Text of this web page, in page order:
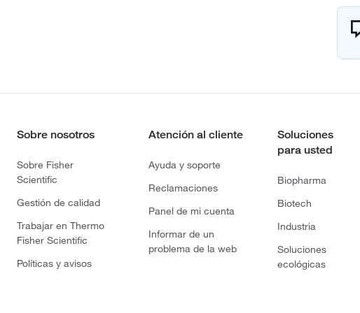
Sobre nosotros
Sobre Fisher
Scientific
Gestión de calidad
Trabajar en Thermo
Fisher Scientific
Políticas y avisos
Atención al cliente
Ayuda y soporte
Reclamaciones
Panel de mi cuenta
Informar de un
problema de la web
Soluciones
para usted
Biopharma
Biotech
Industria
Soluciones
ecológicas